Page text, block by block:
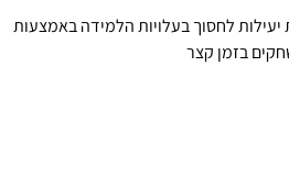
לחסוך בעלויות הלמידה באמצעות
בזמן קצר